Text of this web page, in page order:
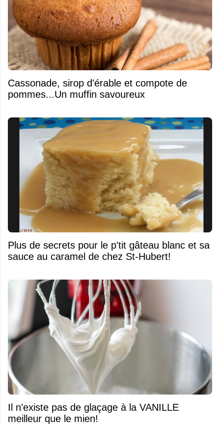
​Cassonade, sirop d'érable et compote de
pommes...Un muffin savoureux
Plus de secrets pour le p'tit gâteau blanc et sa
sauce au caramel de chez St-Hubert!
Il n'existe pas de glaçage à la VANILLE
meilleur que le mien!